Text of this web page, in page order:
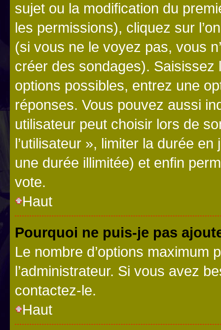
sujet ou la modification du
les permissions), cliquez sur
(si vous ne le voyez pas, vous
créer des sondages).
options possibles, entrez une
réponses. Vous pouvez aussi
utilisateur peut choisir lors de
l’utilisateur », limiter la durée
une durée illimitée) et enfin
vote.
Haut
Pourquoi ne puis-je pas
Le nombre d’options maximum
l’administrateur. Si vous avez
contactez-le.
Haut